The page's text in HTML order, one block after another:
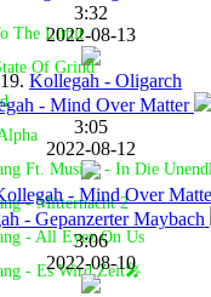
The Limit
Of Grind
Ft. Musiye - In Die
- Mitternacht 2
- All Eyez On Us
- Es Wird Zeit🎤
3:32
2022-08-13
19. Kollegah - Oligarch
3:05
2022-08-12
- Mind Over
3:06
2022-08-10